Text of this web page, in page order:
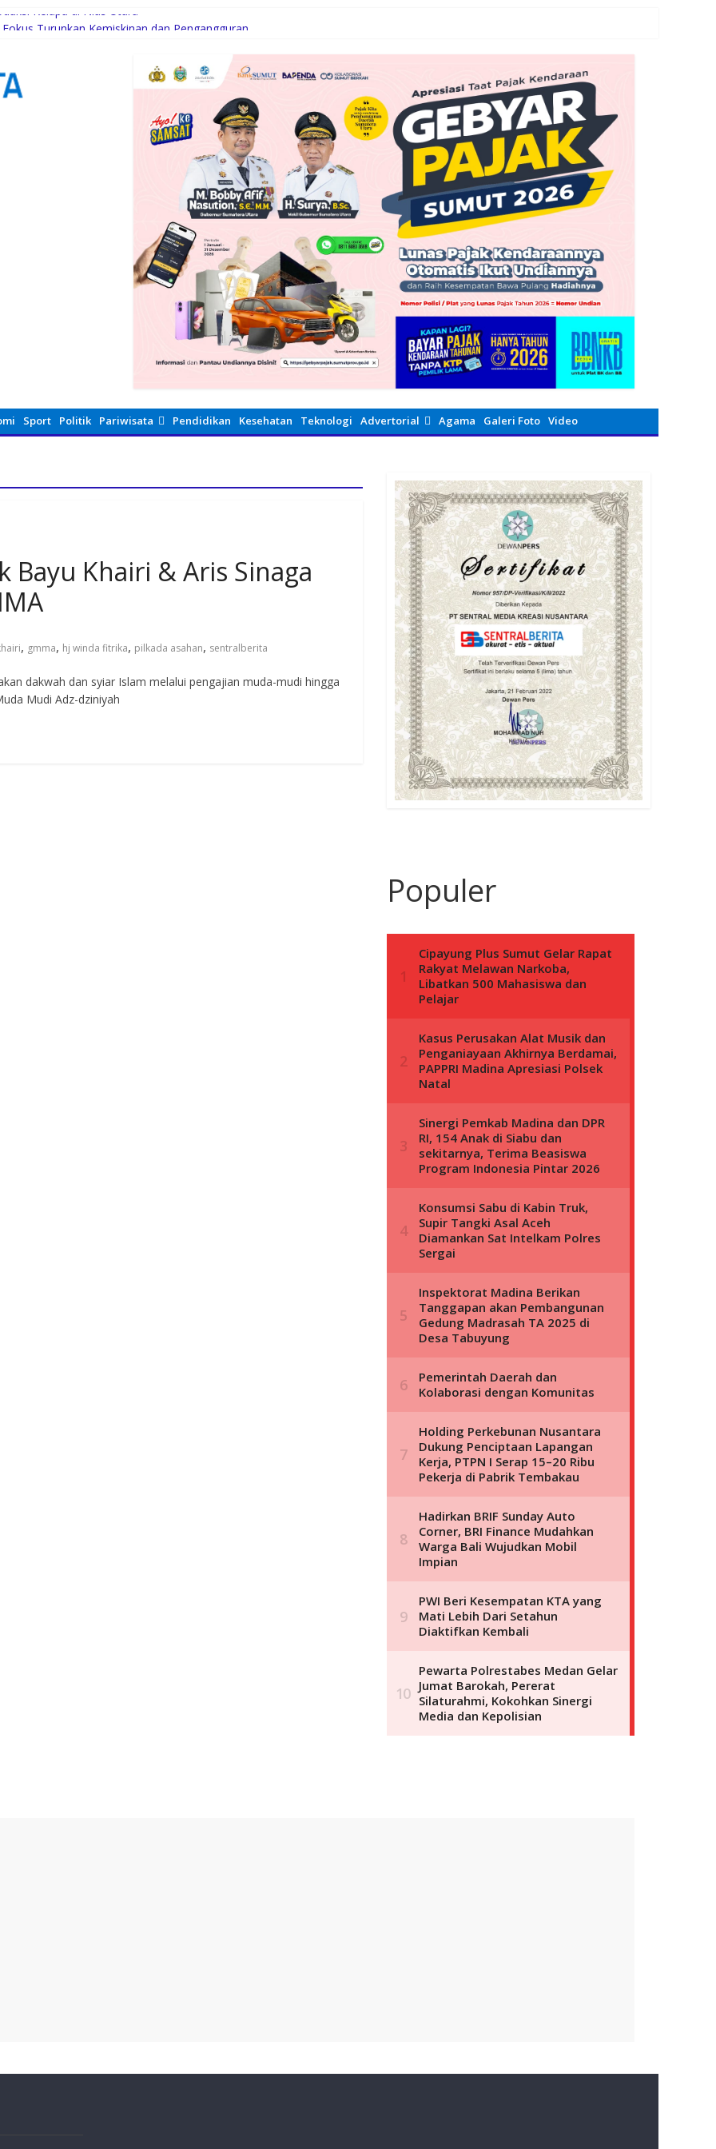
Kelapa di Nias Utara
Pertama Pembangunan Rusun Polres Tapanuli Tengah
Aceh Diamankan Sat Intelkam Polres Sergai
Sport Politik Pariwisata Pendidikan Kesehatan Teknologi Advertorial Agama Galeri Foto Video
Bayu Khairi & Aris Sinaga
, gmma, hj winda fitrika, pilkada asahan, sentralberita
dakwah dan syiar Islam melalui pengajian muda-mudi hingga
Mudi Adz-dziniyah
Populer